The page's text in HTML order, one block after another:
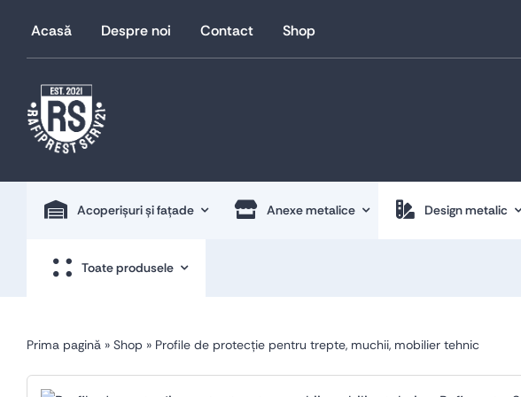
content
Acasă Despre noi Contact Shop
Acoperișuri și fațade Anexe metalice Design metalic
Toate produsele
Prima pagină » Shop » Profile de protecție pentru trepte, muchii, mobilier tehnic